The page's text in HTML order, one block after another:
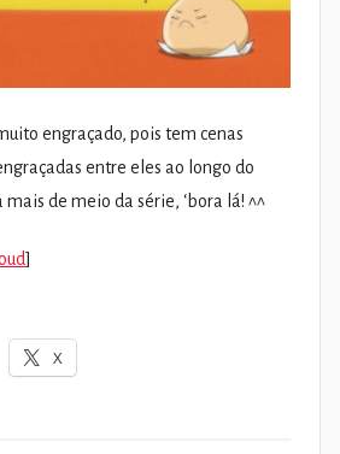
engraçado, pois tem cenas
entre eles ao longo do
mais de meio da série, ‘bora lá! ^^
]
X